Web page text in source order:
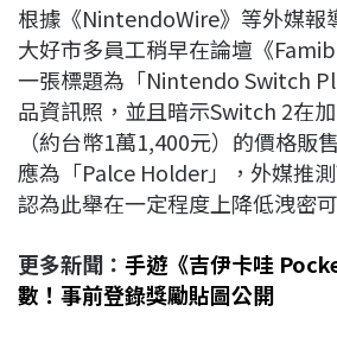
根據《NintendoWire》等外媒報
大好市多員工稍早在論壇《
一張標題為「Nintendo Switch
品資訊照，並且暗示Switch 2在
（約台幣1萬1,400元）的價格販
應為「Palce Holder」，外媒推
認為此舉在一定程度上降低洩密
更多新聞： 手遊《吉伊卡哇
數！事前登錄獎勵貼圖公開